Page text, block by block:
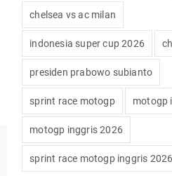
chelsea vs ac milan
indonesia super cup 2026
presiden prabowo subianto
sprint race motogp motogp
motogp inggris 2026
sprint race motogp inggris 2026